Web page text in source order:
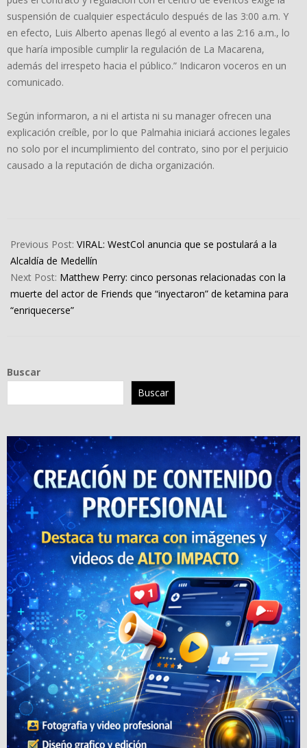
suspensión de cualquier espectáculo después de las 3:00 a.m. Y
en efecto, Luis Alberto apenas llegó al evento a las 2:16 a.m., lo
que haría imposible cumplir la regulación de La Macarena,
además del irrespeto hacia el público.” Indicaron voceros en un
comunicado.
Según informaron, a ni el artista ni su manager ofrecen una
explicación creíble, por lo que Palmahia iniciará acciones legales
no solo por el incumplimiento del contrato, sino por el perjuicio
causado a la reputación de dicha organización.
08-
14
Previous Post: VIRAL: WestCol anuncia que se postulará a la
Alcaldía de Medellín
Next Post: Matthew Perry: cinco personas relacionadas con la
muerte del actor de Friends que “inyectaron” de ketamina para
“enriquecerse”
Buscar
Buscar